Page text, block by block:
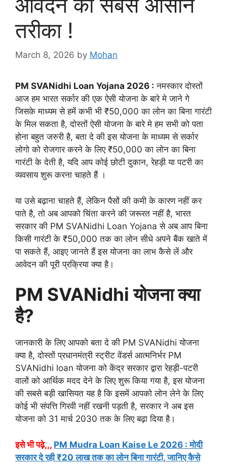
तरीका !
March 8, 2026 by Mohan
PM SVANidhi Loan Yojana 2026 : नमस्कार दोस्तों
आज हम भारत सर्कार की एक ऐसी योजना के बारे मे जाने गे
जिसके माध्यम से हमें कभी भी ₹50,000 का लोन का बिना गारंटी
के मिल सकता है, दोस्तों ऐसी योजना के बारे मे हम सभी को पता
होना बहुत जरुरी है, बता दे की इस योजना के माध्यम से सर्कार
लोगो को रोजगार करने के लिए ₹50,000 का लोन का बिना
गारंटी के देती है, यदि आप कोई छोटी दुकान, रेहड़ी या पटरी का
व्यवसाय शुरू करना चाहते हैं ।
या उसे बढ़ाना चाहते हैं, लेकिन पैसों की कमी के कारण नहीं कर
पाते है, तो अब आपको चिंता करने की जरूरत नहीं है, भारत
सरकार की PM SVANidhi Loan Yojana से अब आप बिना
किसी गारंटी के ₹50,000 तक का लोन सीधे अपने बैंक खाते में
पा सकते हैं, आइए जानते हैं इस योजना का लाभ कैसे लें और
आवेदन की पूरी प्रक्रिया क्या है।
PM SVANidhi योजना क्या
है?
जानकारी के लिए आपको बता दे की PM SVANidhi योजना
क्या है, दोस्तों प्रधानमंत्री स्ट्रीट वेंडर्स आत्मनिर्भर PM
SVANidhi loan योजना को केंद्र सरकार द्वारा रेहड़ी-पटरी
वालों को आर्थिक मदद देने के लिए शुरू किया गया है, इस योजना
की सबसे बड़ी खासियत यह है कि इसमें आपको लोन लेने के लिए
कोई भी संपत्ति गिरवी नहीं रखनी पड़ती है, सरकार ने अब इस
योजना को 31 मार्च 2030 तक के लिए बढ़ा दिया है।
इसे भी पढ़े,,, PM Mudra Loan Kaise Le 2026 : मोदी
सरकार दे रही ₹20 लाख तक का लोन बिना गारंटी, जानिए कैसे